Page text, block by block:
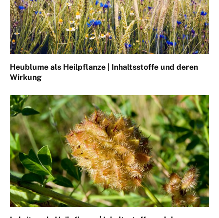
Heublume als Heilpflanze | Inhaltsstoffe und deren
Wirkung